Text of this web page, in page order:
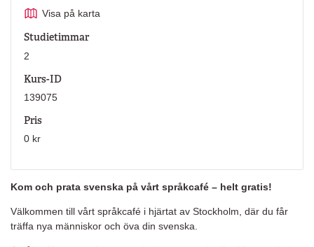
Kom och prata svenska på vårt språkcafé – helt gratis!
Välkommen till vårt språkcafé i hjärtat av Stockholm, där du får
träffa nya människor och öva din svenska.
Visa på karta
Studietimmar
2
Kurs-ID
139075
Pris
0 kr